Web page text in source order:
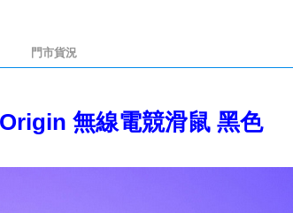
門市貨況
無線電競滑鼠 黑色